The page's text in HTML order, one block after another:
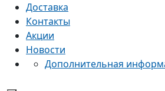
Доставка
Контакты
Акции
Новости
Дополнительная